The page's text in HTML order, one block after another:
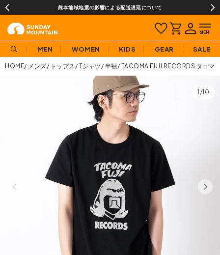
熊本地域地震の影響による配送遅延について
MEN WOMEN KIDS GEAR SALE
HOME メンズ トップス Tシャツ 半袖 TACOMA FUJI RECORDS タコマ
1/10